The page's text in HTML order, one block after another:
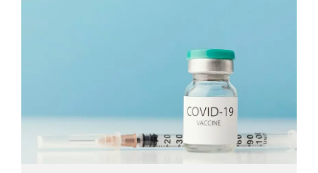
loro investimenti, mentre gli speculatori cercano...